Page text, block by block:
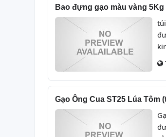
Bao đựng gạo màu vàng 5Kg
Gạo Ông Cua ST25 Lúa Tôm